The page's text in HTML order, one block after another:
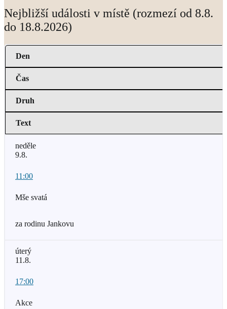
Nejbližší události v místě (rozmezí od 8.8.
do 18.8.2026)
Den
Čas
Druh
Text
neděle
9.8.
11:00
Mše svatá
za rodinu Jankovu
úterý
11.8.
17:00
Akce